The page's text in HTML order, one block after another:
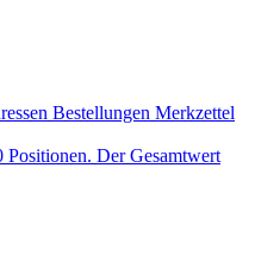
Bestellungen Merkzettel
Positionen. Der Gesamtwert